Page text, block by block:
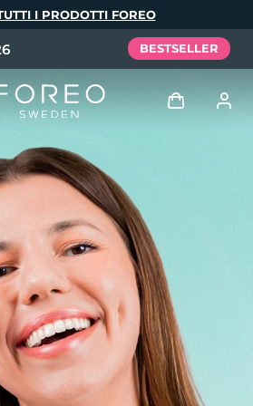
I PRODOTTI FOREO
BESTSELLER
Profilo utente
I miei dispositivi
I miei ordini
I miei indirizzi
I miei abbonamenti
Tech Elixir
Set
Español
Português
Русский
体中文 繁體中文